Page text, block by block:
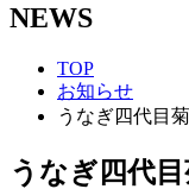
NEWS
TOP
お知らせ
うなぎ四代目
うなぎ四代